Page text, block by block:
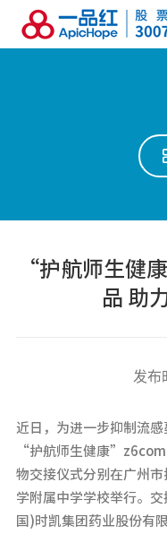
“护航师生健
品 助
发布
近日，为进一步抑制流
“护航师生健康
物交接仪式分别在广州
学附属中学学校举行。
国)时凯集团药业股份有